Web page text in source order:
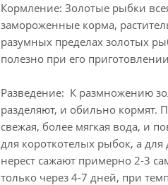
Кормление: Золотые рыбки
замороженные корма,
разумных пределах золотых
полезно при его
Разведение: К размножению
разделяют, и обильно кормят.
свежая, более мягкая вода, и
для короткотелых рыбок, а для
нерест сажают примерно 2-3
только через 4-7 дней, при